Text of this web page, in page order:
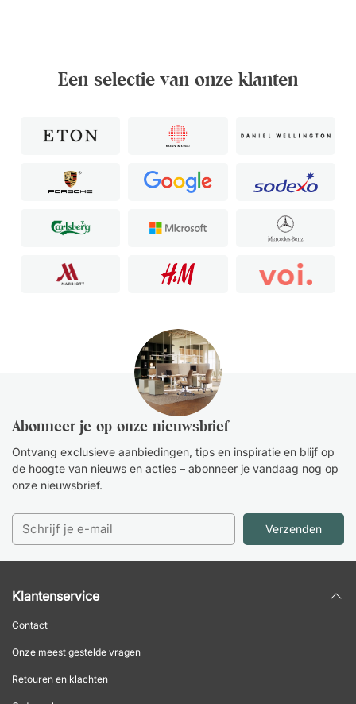
Een selectie van onze klanten
Abonneer je op onze nieuwsbrief
Ontvang exclusieve aanbiedingen, tips en inspiratie en blijf op
de hoogte van nieuws en acties – abonneer je vandaag nog op
onze nieuwsbrief.
Verzenden
Klantenservice
Contact
Onze meest gestelde vragen
Retouren en klachten